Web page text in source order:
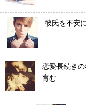
彼氏を不安
恋愛長続き
育む